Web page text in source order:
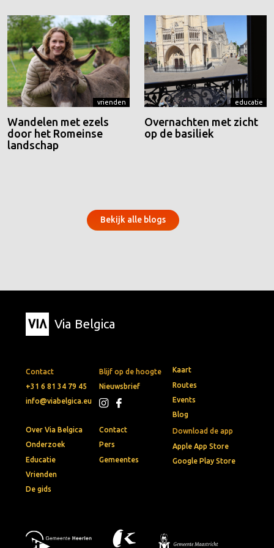
vrienden
Wandelen met ezels
door het Romeinse
landschap
educatie
Overnachten met zicht
op de basiliek
Bekijk alle blogs
Via Belgica
Contact
+31 6 81 34 79 45
info@viabelgica.eu
Blijf op de hoogte
Nieuwsbrief
Download de app
Apple App Store
Google Play Store
Kaart
Routes
Events
Blog
Over Via Belgica
Onderzoek
Educatie
Vrienden
De gids
Contact
Pers
Gemeentes